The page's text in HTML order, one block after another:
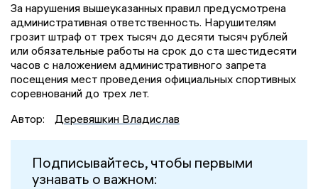
За нарушения вышеуказанных правил предусмотрена
административная ответственность. Нарушителям
грозит штраф от трех тысяч до десяти тысяч рублей
или обязательные работы на срок до ста шестидесяти
часов с наложением административного запрета
посещения мест проведения официальных спортивных
соревнований до трех лет.
Автор:
Деревяшкин Владислав
Подписывайтесь, чтобы первыми
узнавать о важном: